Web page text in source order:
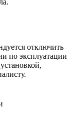
отключить
по эксплуатации